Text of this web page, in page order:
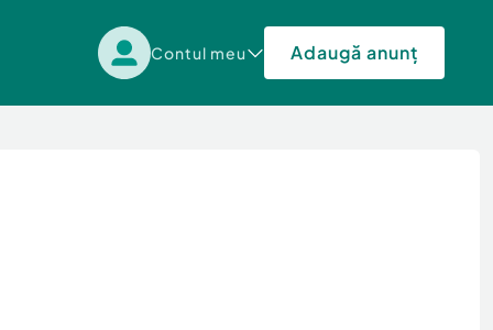
Contul meu Adaugă anunț